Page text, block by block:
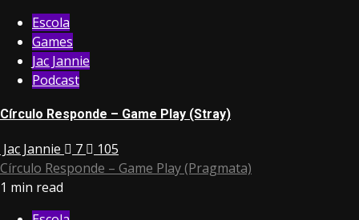
Escola
Games
Jac Jannie
Podcast
Círculo Responde – Game Play (Stray)
Jac Jannie 7
105
Círculo Responde – Game Play (Pragmata)
1 min read